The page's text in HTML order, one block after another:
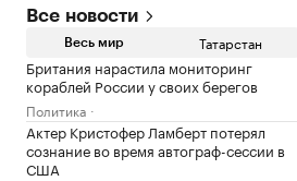
Все новости
Весь мир Татарстан
Британия нарастила мониторинг
кораблей России у своих берегов
Политика
Актер Кристофер Ламберт потерял
сознание во время автограф-сессии в
США